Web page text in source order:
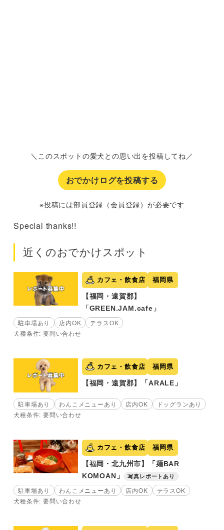
＼このスポットの愛犬との思い出を投稿してね／
おでかけログを投稿する
※投稿には部員登録（会員登録）が必要です
Special thanks!!
近くのおでかけスポット
カフェ・飲食店 福岡県
【福岡・遠賀郡】
「GREEN.JAM.cafe」
駐車場あり 店内OK
テラスOK
犬種条件: 要問い合わせ
カフェ・飲食店 福岡県
【福岡・遠賀郡】「ARALE」
駐車場あり わんこメニューあり 店内OK
ドッグランあり
犬種条件: 要問い合わせ
カフェ・飲食店 福岡県
【福岡・北九州市】「麺BAR
KOMOAN」
写真レポートあり
駐車場あり わんこメニューあり 店内OK
テラスOK
犬種条件: 要問い合わせ